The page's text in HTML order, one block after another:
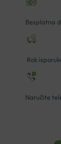
KAL
količina
Besplatna
Rok
Naručite